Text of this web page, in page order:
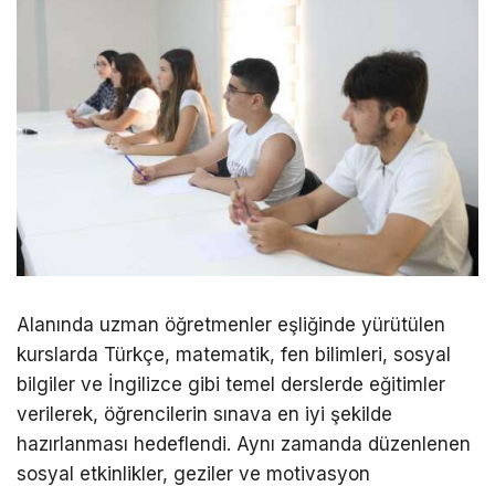
Alanında uzman öğretmenler eşliğinde yürütülen
kurslarda Türkçe, matematik, fen bilimleri, sosyal
bilgiler ve İngilizce gibi temel derslerde eğitimler
verilerek, öğrencilerin sınava en iyi şekilde
hazırlanması hedeflendi. Aynı zamanda düzenlenen
sosyal etkinlikler, geziler ve motivasyon